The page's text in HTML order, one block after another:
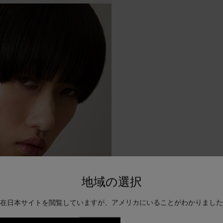
地域の選択
日本サイトを閲覧していますが、アメリカにいることがわかりまし